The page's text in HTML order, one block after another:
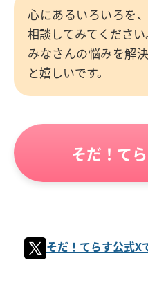
心にあるいろいろを
相談してみてください
みなさんの悩みを解
と嬉しいです。
そだ！て
そだ！てらす公式X